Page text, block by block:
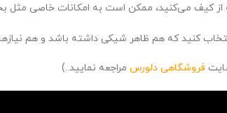
از کیف می‌کنید، ممکن است به امکانات خاصی
کنید که هم ظاهر شیکی داشته باشد و هم
فروشگاهی دلورسمراجعه نمایید..)